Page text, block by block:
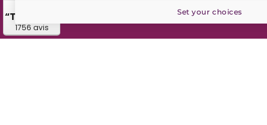
“Très bien”
1756 avis
Set your choices